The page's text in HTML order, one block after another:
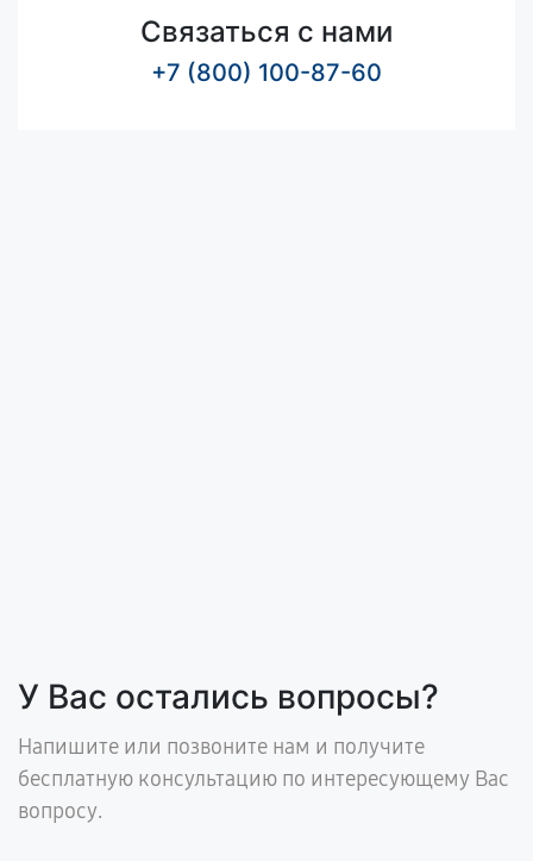
Связаться с нами
+7 (800) 100-87-60
У Вас остались вопросы?
Напишите или позвоните нам и получите
бесплатную консультацию по интересующему Вас
вопросу.